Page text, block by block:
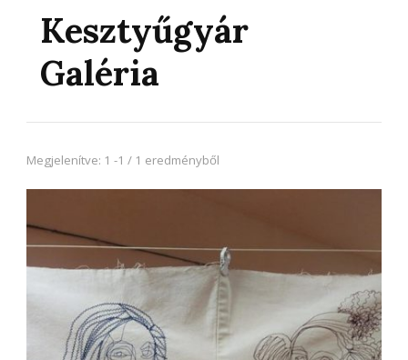
Kesztyűgyár
Galéria
Megjelenítve: 1 -1 / 1 eredményből